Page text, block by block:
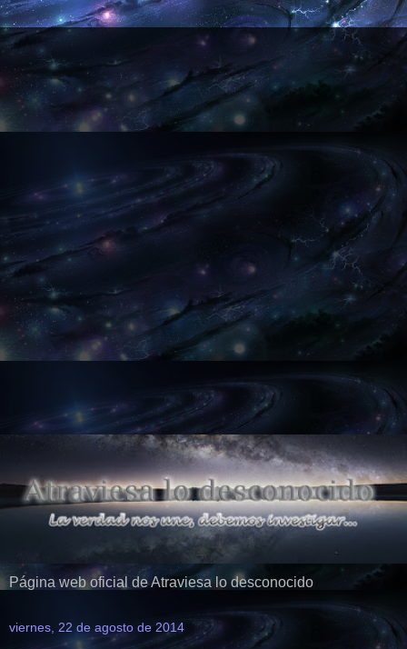
Página web oficial de Atraviesa lo desconocido
viernes, 22 de agosto de 2014